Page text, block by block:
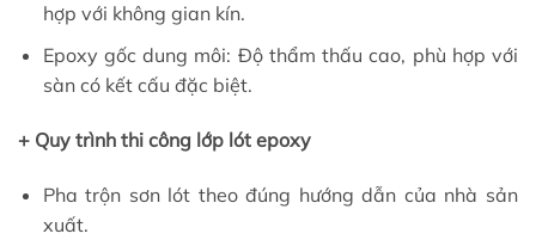
hợp với không gian kín.
Epoxy gốc dung môi: Độ thẩm thấu cao, phù hợp với
sàn có kết cấu đặc biệt.
+ Quy trình thi công lớp lót epoxy
Pha trộn sơn lót theo đúng hướng dẫn của nhà sản
xuất.